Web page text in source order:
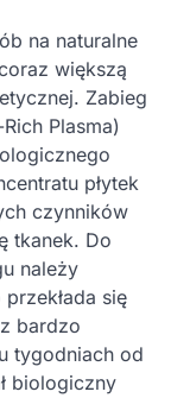
na naturalne
większą
Zabieg
Plasma)
płytek
czynników
tkanek. Do
należy
się
bardzo
tygodniach od
biologiczny